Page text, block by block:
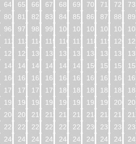
64
65 66 67 68 69 70 71 72 73
80
81 82 83 84 85 86 87 88 89
96
97 98 99 100 101 102 103 104 105
112
113 114 115 116 117 118 119 120 121
128
129 130 131 132 133 134 135 136 137
144
145 146 147 148 149 150 151 152 153
160
161 162 163 164 165 166 167 168 169
176
177 178 179 180 181 182 183 184 185
192
193 194 195 196 197 198 199 200 201
208
209 210 211 212 213 214 215 216 217
224
225 226 227 228 229 230 231 232 233
240
241 242 243 244 245 246 247 248 249